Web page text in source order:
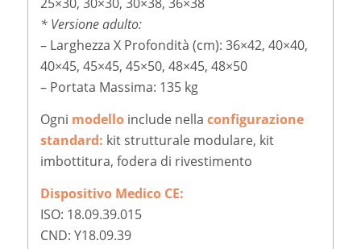
25×30, 30×30, 30×38, 36×38
* Versione adulto:
– Larghezza X Profondità (cm): 36×42, 40×40,
40×45, 45×45, 45×50, 48×45, 48×50
– Portata Massima: 135 kg
Ogni modelloinclude nella configurazione
standard: kit strutturale modulare, kit
imbottitura, fodera di rivestimento
Dispositivo Medico CE:
ISO: 18.09.39.015
CND: Y18.09.39